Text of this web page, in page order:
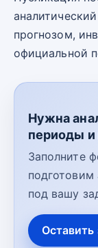
прогнозом,
официальной
Нужна
периоды и
Заполните
подготовим
под вашу
Оставить